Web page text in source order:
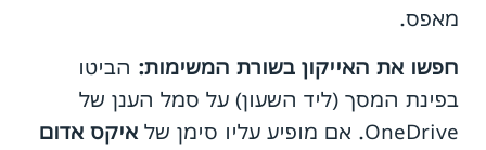
מאפס.
חפשו את האייקון בשורת המשימות: הביטו
בפינת המסך (ליד השעון) על סמל הענן של
OneDrive. אם מופיע עליו סימן של
איקס אדום